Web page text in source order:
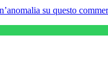
su questo